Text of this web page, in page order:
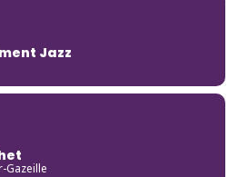
Jazz
Gazeille